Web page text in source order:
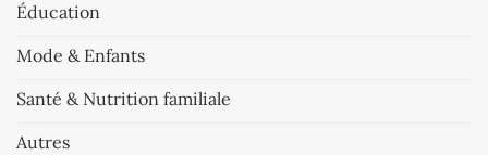
Éducation
Mode & Enfants
Santé & Nutrition familiale
Autres